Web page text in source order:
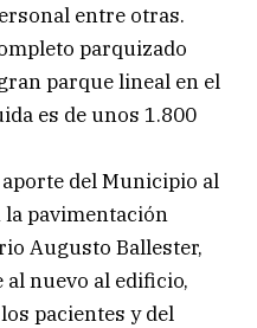
entre otras.
parquizado
parque lineal en el
es de unos 1.800
aporte del Municipio al
pavimentación
Augusto Ballester,
nuevo al edificio,
pacientes y del